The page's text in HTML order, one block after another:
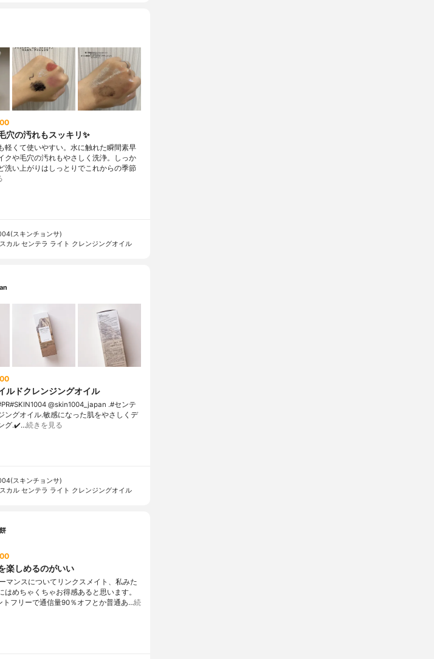
穴の汚れもスッキリ✨
軽くて使いやすい。水に触れた瞬間素早
クや毛穴の汚れもやさしく洗浄。しっか
洗い上がりはしっとりでこれからの季節
スキンチョンサ)
カル センテラ ライト クレンジングオイル
ルドクレンジングオイル
@skin1004_japan .#センテ
ングオイル.敏感になった肌をやさしくデ
グ.✔️…続きを見る
スキンチョンサ)
カル センテラ ライト クレンジングオイル
楽しめるのがいい
マンスについてリンクスメイト、私みた
はめちゃくちゃお得感あると思います。
トフリーで通信量90％オフとか普通あ…続